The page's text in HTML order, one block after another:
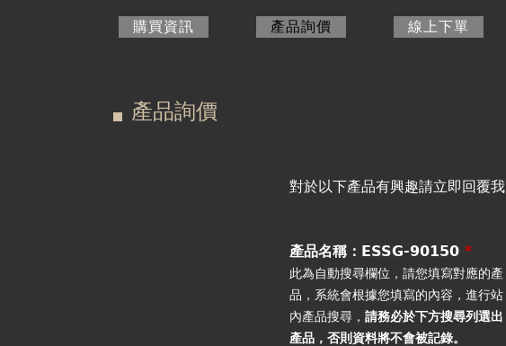
購買資訊 產品詢價 (作用中頁籤)線上下單
產品詢價
對於以下產品有興趣請立即回覆我
產品名稱：ESSG-90150*
此為自動搜尋欄位，請您填寫對應的產
品，系統會根據您填寫的內容，進行站
內產品搜尋，請務必於下方搜尋列選出
產品 ，否則資料將不會被記錄。